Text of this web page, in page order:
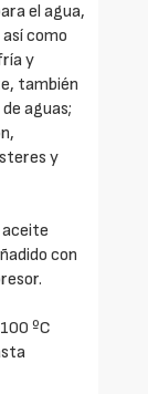
el agua,
como
y
también
aguas;
y
con
ºC